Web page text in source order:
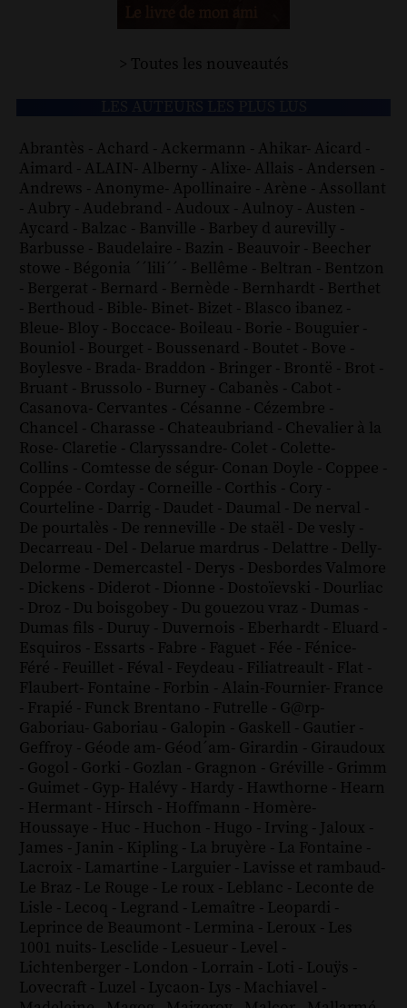
> Toutes les nouveautés
Abrantès - Achard - Ackermann - Ahikar- Aicard -
Aimard - ALAIN- Alberny - Alixe- Allais - Andersen -
Andrews - Anonyme- Apollinaire - Arène - Assollant
- Aubry - Audebrand - Audoux - Aulnoy - Austen -
Aycard - Balzac - Banville - Barbey d aurevilly -
Barbusse - Baudelaire - Bazin - Beauvoir - Beecher
stowe - Bégonia ´´lili´´ - Bellême - Beltran - Bentzon
- Bergerat - Bernard - Bernède - Bernhardt - Berthet
- Berthoud - Bible- Binet- Bizet - Blasco ibanez -
Bleue- Bloy - Boccace- Boileau - Borie - Bouguier -
Bouniol - Bourget - Boussenard - Boutet - Bove -
Boylesve - Brada- Braddon - Bringer - Brontë - Brot -
Bruant - Brussolo - Burney - Cabanès - Cabot -
Casanova- Cervantes - Césanne - Cézembre -
Chancel - Charasse - Chateaubriand - Chevalier à la
Rose- Claretie - Claryssandre- Colet - Colette-
Collins - Comtesse de ségur- Conan Doyle - Coppee -
Coppée - Corday - Corneille - Corthis - Cory -
Courteline - Darrig - Daudet - Daumal - De nerval -
De pourtalès - De renneville - De staël - De vesly -
Decarreau - Del - Delarue mardrus - Delattre - Delly-
Delorme - Demercastel - Derys - Desbordes Valmore
- Dickens - Diderot - Dionne - Dostoïevski - Dourliac
- Droz - Du boisgobey - Du gouezou vraz - Dumas -
Dumas fils - Duruy - Duvernois - Eberhardt - Eluard -
Esquiros - Essarts - Fabre - Faguet - Fée - Fénice-
Féré - Feuillet - Féval - Feydeau - Filiatreault - Flat -
Flaubert- Fontaine - Forbin - Alain-Fournier- France
- Frapié - Funck Brentano - Futrelle - G@rp-
Gaboriau- Gaboriau - Galopin - Gaskell - Gautier -
Geffroy - Géode am- Géod´am- Girardin - Giraudoux
- Gogol - Gorki - Gozlan - Gragnon - Gréville - Grimm
- Guimet - Gyp- Halévy - Hardy - Hawthorne - Hearn
- Hermant - Hirsch - Hoffmann - Homère-
Houssaye - Huc - Huchon - Hugo - Irving - Jaloux -
James - Janin - Kipling - La bruyère - La Fontaine -
Lacroix - Lamartine - Larguier - Lavisse et rambaud-
Le Braz - Le Rouge - Le roux - Leblanc - Leconte de
Lisle - Lecoq - Legrand - Lemaître - Leopardi -
Leprince de Beaumont - Lermina - Leroux - Les
1001 nuits- Lesclide - Lesueur - Level -
Lichtenberger - London - Lorrain - Loti - Louÿs -
Lovecraft - Luzel - Lycaon- Lys - Machiavel -